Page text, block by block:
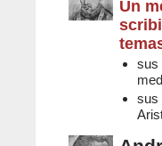
Un
sus
sus